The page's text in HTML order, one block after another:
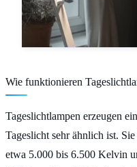
Wie funktionieren
Tageslichtlampen erzeugen
Tageslicht sehr ähnlich ist.
etwa 5.000 bis 6.500 Kelvin